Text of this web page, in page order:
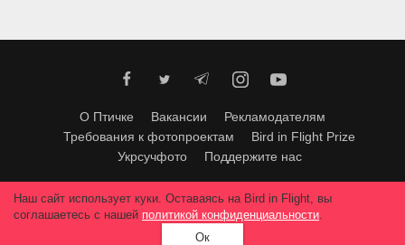
О Птичке Вакансии
Рекламодателям
Требования к фотопроектам
Bird in Flight Prize
Укрсучфото
Поддержите нас
Любое использование материалов допускается только с согласия
редакции.© 2026, Bird In Flight.
Все права защищены.
Наш сайт использует куки. Оставаясь на Bird in Flight, вы
соглашаетесь с нашей политикой конфиденциальности.
Ок